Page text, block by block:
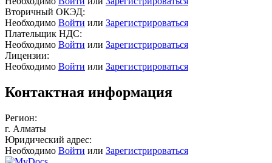
Вторичный ОКЭД:
Необходимо Войти или Зарегистрироваться
Плательщик НДС:
Необходимо Войти или Зарегистрироваться
Лицензии:
Необходимо Войти или Зарегистрироваться
Контактная информация
Регион:
г. Алматы
Юридический адрес:
Необходимо Войти или Зарегистрироваться